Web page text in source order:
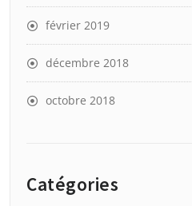
février 2019
décembre 2018
octobre 2018
Catégories